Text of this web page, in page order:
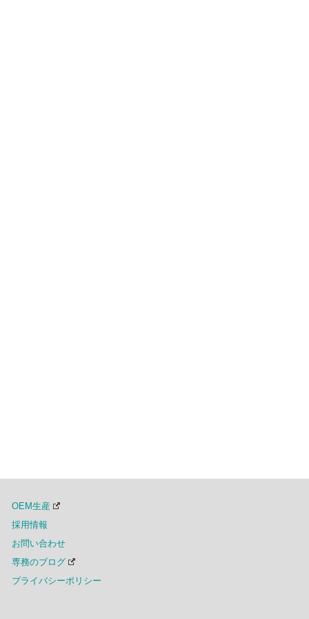
OEM生産
採用情報
お問い合わせ
専務のブログ
プライバシーポリシー